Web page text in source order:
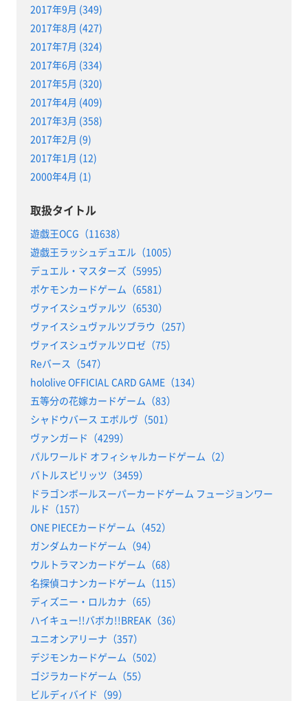
2017年9月 (349)
2017年8月 (427)
2017年7月 (324)
2017年6月 (334)
2017年5月 (320)
2017年4月 (409)
2017年3月 (358)
2017年2月 (9)
2017年1月 (12)
2000年4月 (1)
取扱タイトル
遊戯王OCG（11638）
遊戯王ラッシュデュエル（1005）
デュエル・マスターズ（5995）
ポケモンカードゲーム（6581）
ヴァイスシュヴァルツ（6530）
ヴァイスシュヴァルツブラウ（257）
ヴァイスシュヴァルツロゼ（75）
Reバース（547）
hololive OFFICIAL CARD GAME（134）
五等分の花嫁カードゲーム（83）
シャドウバース エボルヴ（501）
ヴァンガード（4299）
パルワールド オフィシャルカードゲーム（2）
バトルスピリッツ（3459）
ドラゴンボールスーパーカードゲーム フュージョンワー
ルド（157）
ONE PIECEカードゲーム（452）
ガンダムカードゲーム（94）
ウルトラマンカードゲーム（68）
名探偵コナンカードゲーム（115）
ディズニー・ロルカナ（65）
ハイキュー!!バボカ!!BREAK（36）
ユニオンアリーナ（357）
デジモンカードゲーム（502）
ゴジラカードゲーム（55）
ビルディバイド（99）